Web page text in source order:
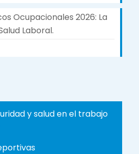
Ocupacionales 2026: La
Laboral.
y salud en el trabajo